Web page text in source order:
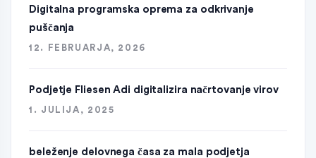
Digitalna programska oprema za odkrivanje
puščanja
12. FEBRUARJA, 2026
Podjetje Fliesen Adi digitalizira načrtovanje virov
1. JULIJA, 2025
beleženje delovnega časa za mala podjetja